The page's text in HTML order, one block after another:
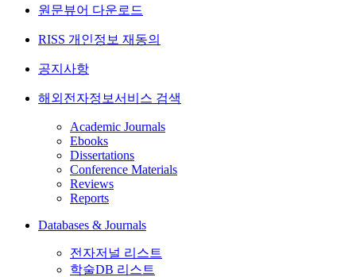
원문뷰어 다운로드
RISS 개인정보 재동의
공지사항
해외전자정보서비스 검색
Academic Journals
Ebooks
Dissertations
Conference Materials
Reviews
Reports
Databases & Journals
전자저널 리스트
학술DB 리스트